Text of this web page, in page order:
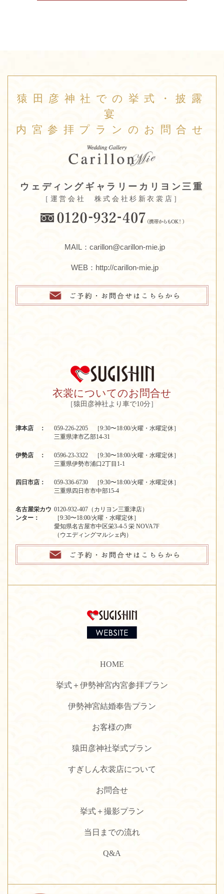
猿田彦神社での挙式・披露
宴
内宮参拝プランのお問合せ
ウェディングギャラリーカリヨン三重
［運営会社 株式会社杉新衣裳店］
MAIL：carillon@carillon-mie.jp
WEB： http://carillon-mie.jp
衣裳についてのお問合せ
［猿田彦神社より車で10分］
津本店 ：
059-226-2205 ［9:30〜18:00/火曜・水曜定休］
三重県津市乙部14-31
伊勢店 ：
0596-23-3322 ［9:30〜18:00/火曜・水曜定休］
三重県伊勢市浦口2丁目1-1
四日市店：
059-336-6730 ［9:30〜18:00/火曜・水曜定休］
三重県四日市市中部15-4
名古屋栄カウ
ンター：
0120-932-407（カリヨン三重津店）
［9:30〜18:00/火曜・水曜定休］
愛知県名古屋市中区栄3-4-5 栄 NOVA7F
（ウエディングマルシェ内）
HOME
挙式＋伊勢神宮内宮参拝プラン
伊勢神宮結婚奉告プラン
お客様の声
猿田彦神社挙式プラン
すぎしん衣裳店について
お問合せ
挙式＋撮影プラン
当日までの流れ
Q&A